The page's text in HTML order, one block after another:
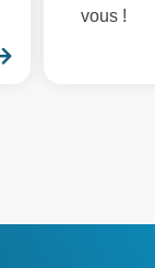
vous !